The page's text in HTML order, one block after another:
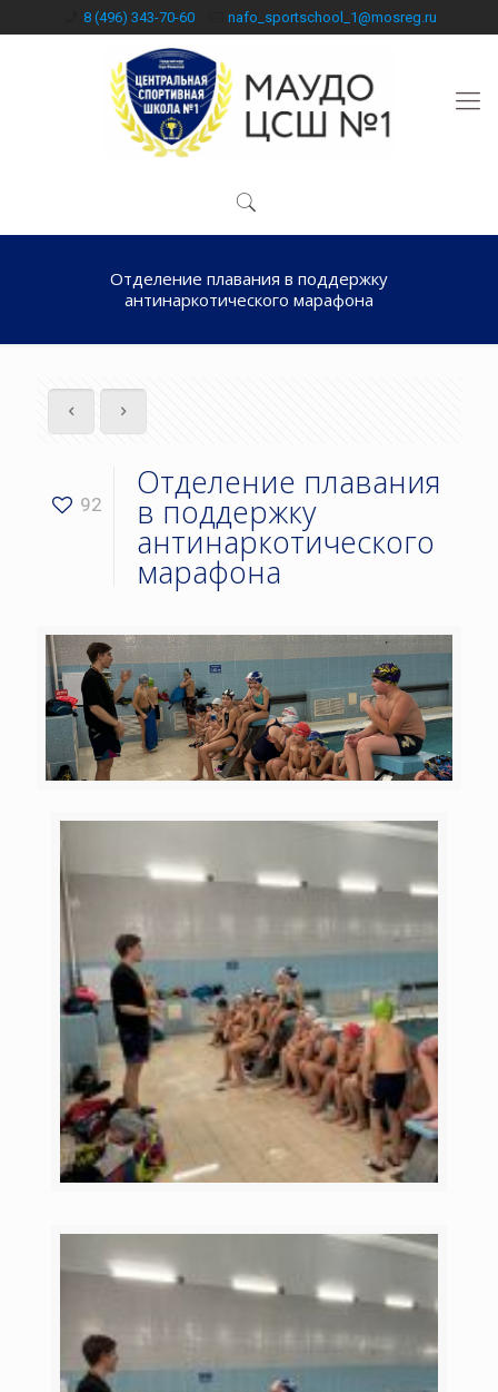
8 (496) 343-70-60 nafo_sportschool_1@mosreg.ru
Отделение плавания в поддержку
антинаркотического марафона
92
Отделение плавания
в поддержку
антинаркотического
марафона